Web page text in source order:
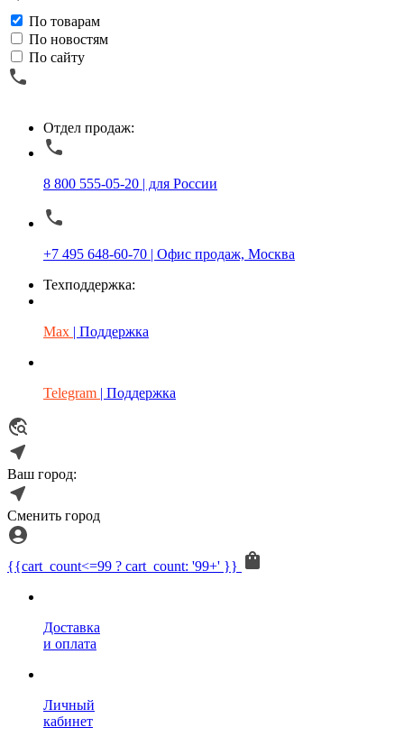
По товарам
По новостям
По сайту
Отдел продаж:
8 800 555-05-20 | для России
+7 495 648-60-70 | Офис продаж, Москва
Техподдержка:
Max | Поддержка
Telegram | Поддержка
Ваш город:
Сменить город
{{cart_count<=99 ? cart_count: '99+' }}
Доставка
и оплата
Личный
кабинет